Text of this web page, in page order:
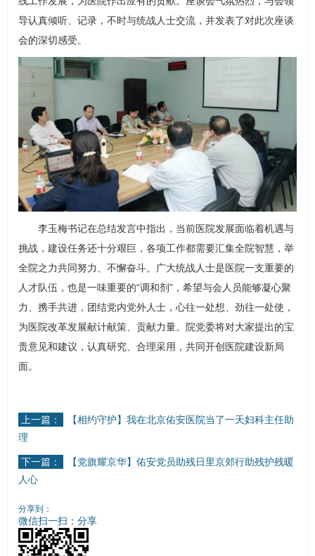
导认真倾听、记录，不时与统战人士交流，并发表了对此次座谈
会的深切感受。
李玉梅书记在总结发言中指出，当前医院发展面临着机遇与
挑战，建设任务还十分艰巨，各项工作都需要汇集全院智慧，举
全院之力共同努力、不懈奋斗。广大统战人士是医院一支重要的
人才队伍，也是一味重要的“调和剂”，希望与会人员能够凝心聚
力、携手共进，团结党内党外人士，心往一处想、劲往一处使，
为医院改革发展献计献策、贡献力量。院党委将对大家提出的宝
贵意见和建议，认真研究、合理采用，共同开创医院建设新局
面。
上一篇：
【相约守护】我在北京佑安医院当了一天妇科主任助
理
下一篇：
【党旗耀京华】佑安党员助残日里京郊行助残护残暖
人心
分享到：
微信扫一扫：分享